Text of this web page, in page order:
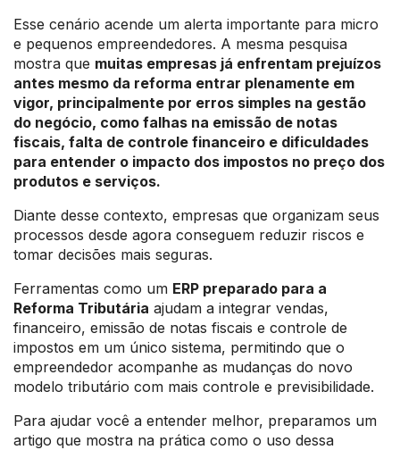
Esse cenário acende um alerta importante para micro
e pequenos empreendedores. A mesma pesquisa
mostra que muitas empresas já enfrentam prejuízos
antes mesmo da reforma entrar plenamente em
vigor, principalmente por erros simples na gestão
do negócio, como falhas na emissão de notas
fiscais, falta de controle financeiro e dificuldades
para entender o impacto dos impostos no preço dos
produtos e serviços.
Diante desse contexto, empresas que organizam seus
processos desde agora conseguem reduzir riscos e
tomar decisões mais seguras.
Ferramentas como um ERP preparado para a
Reforma Tributária ajudam a integrar vendas,
financeiro, emissão de notas fiscais e controle de
impostos em um único sistema, permitindo que o
empreendedor acompanhe as mudanças do novo
modelo tributário com mais controle e previsibilidade.
Para ajudar você a entender melhor, preparamos um
artigo que mostra na prática como o uso dessa